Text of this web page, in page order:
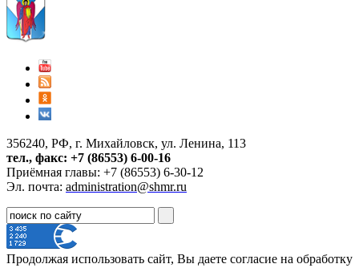
356240, РФ, г. Михайловск, ул. Ленина, 113
тел., факс: +7 (86553) 6-00-16
Приёмная главы: +7 (86553) 6-30-12
Эл. почта: administration@shmr.ru
Продолжая использовать сайт, Вы даете согласие на обработку